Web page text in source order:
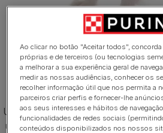
Cão
Um cão glamoroso e com um
um formato de borboleta ou traça,
1 de 4
Ao clicar no botão "Aceitar todos",
próprias e de terceiros (ou tecnologias
a melhorar a sua experiência geral de
medir as nossas audiências, conhecer os
recolher informação útil que nos permita a
parceiros criar perfis e fornecer-lhe
aos seus interesses e hábitos de
funcionalidades de redes sociais
conteúdos disponibilizados nos nossos